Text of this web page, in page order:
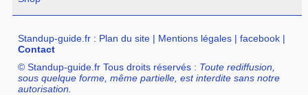
Standup-guide.fr : Plan du site | Mentions légales |facebook |
Contact
© Standup-guide.fr Tous droits réservés : Toute rediffusion,
sous quelque forme, même partielle, est interdite sans notre
autorisation.